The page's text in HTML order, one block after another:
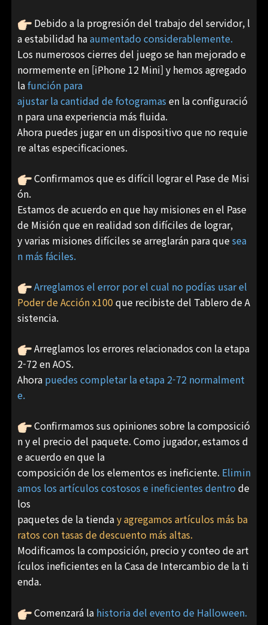
Debido a la progresión del trabajo del servidor, l
a estabilidad haaumentado considerablemente.
Los numerosos cierres del juego se han mejorado e
normemente en [iPhone 12 Mini] y hemos agregado
lafunción para
ajustar la cantidad de fotogramas en la configuració
n para una experiencia más fluida.
Ahora puedes jugar en un dispositivo que no requie
re altas especificaciones.
Confirmamos que es difícil lograr el Pase de Misi
ón.
Estamos de acuerdo en que hay misiones en el Pase
de Misión que en realidad son difíciles de lograr,
y varias misiones difíciles se arreglarán para quesea
n más fáciles.
Arreglamos el error por el cual no podías usar el
Poder de Acción x100 que recibiste del Tablero de A
sistencia.
Arreglamos los errores relacionados con la etapa
2-72 en AOS.
Ahora puedes completar la etapa 2-72 normalment
e.
Confirmamos sus opiniones sobre la composició
n y el precio del paquete. Como jugador, estamos d
e acuerdo en que la
composición de los elementos es ineficiente. Elimin
amos los artículos costosos e ineficientes dentro de
los
paquetes de la tienday agregamos artículos más ba
ratos con tasas de descuento más altas.
Modificamos la composición, precio y conteo de art
ículos ineficientes en la Casa de Intercambio de la ti
enda.
Comenzará la historia del evento de Halloween.